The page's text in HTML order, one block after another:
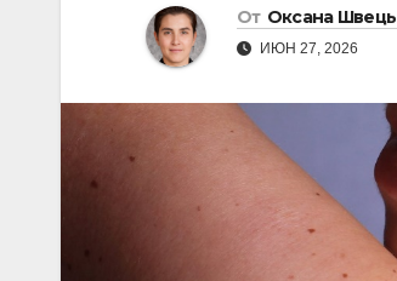
От Оксана Швець
ИЮН 27, 2026